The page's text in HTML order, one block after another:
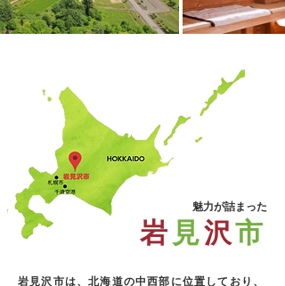
魅力が詰まった
岩 見沢市
岩見沢市は、北海道の中西部に位置しており、